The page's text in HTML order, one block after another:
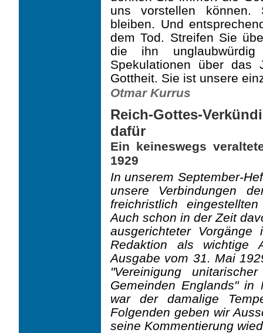
uns vorstellen
bleiben. Und
dem Tod. Streifen Sie
die ihn
Spekulationen über das
Gottheit. Sie ist unsere
Otmar Kurrus
Reich-Gottes-
dafür
Ein keineswegs
1929
In unserem September-
unsere Verbindungen
freichristlich
Auch schon in der Zeit
ausgerichteter
Redaktion als wichtige
Ausgabe vom 31. Mai
"Vereinigung
Gemeinden Englands" in
war der damalige
Folgenden geben wir
seine Kommentierung